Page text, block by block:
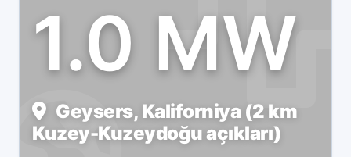
1.0 MW
Geysers, Kaliforniya (2 km
Kuzey-Kuzeydoğu açıkları)